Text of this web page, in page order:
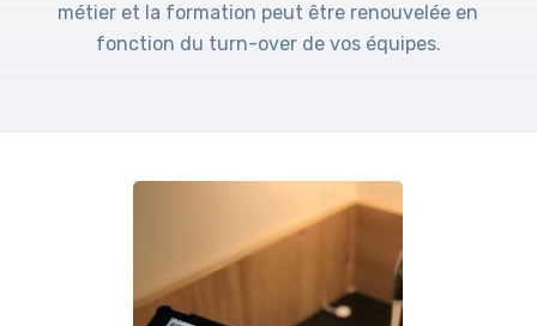
métier et la formation peut être renouvelée en
fonction du turn-over de vos équipes.